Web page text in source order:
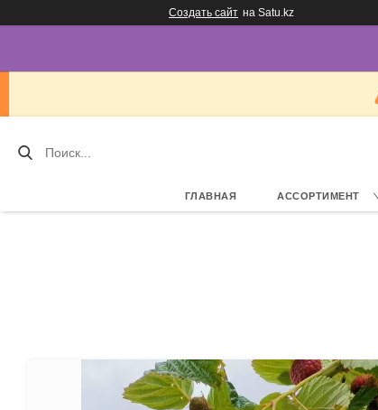
Создать сайт на Satu.kz
ГЛАВНАЯ АССОРТИМЕНТ